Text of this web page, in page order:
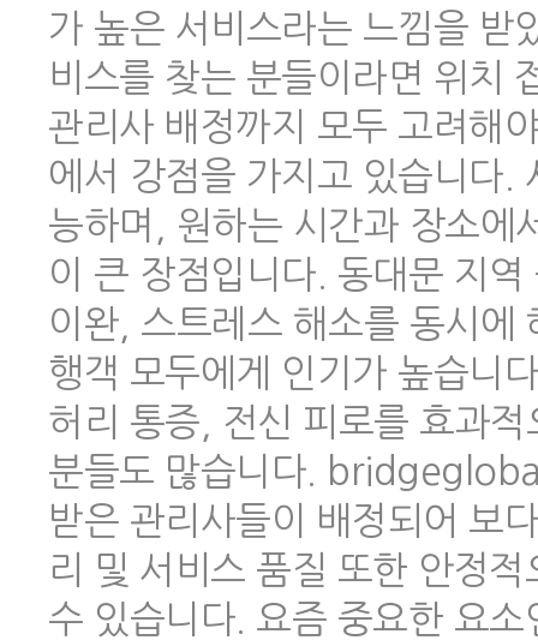
가 높은 서비스라는 느낌을 받
비스를 찾는 분들이라면 위치
관리사 배정까지 모두 고려해
에서 강점을 가지고 있습니다.
능하며, 원하는 시간과 장소에
이 큰 장점입니다. 동대문 지
이완, 스트레스 해소를 동시에
행객 모두에게 인기가 높습니
허리 통증, 전신 피로를 효과
분들도 많습니다.
받은 관리사들이 배정되어 보
리 및 서비스 품질 또한 안정
수 있습니다. 요즘 중요한 요